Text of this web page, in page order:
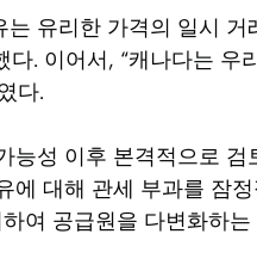
는 유리한 가격의 일시
. 이어서, “캐나다는
다.
능성 이후 본격적으로
에 대해 관세 부과를 잠
여 공급원을 다변화하